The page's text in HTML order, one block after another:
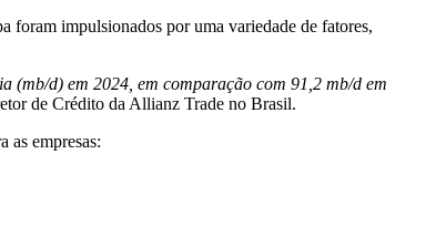
foram impulsionados por uma variedade de fatores,
(mb/d) em 2024, em comparação com 91,2 mb/d em
de Crédito da Allianz Trade no Brasil.
as empresas: